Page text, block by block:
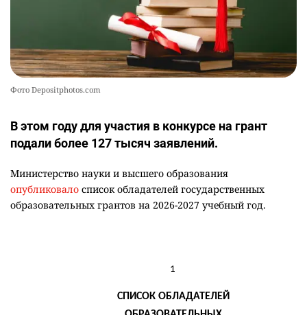
Фото Depositphotos.com
В этом году для участия в конкурсе на грант
подали более 127 тысяч заявлений.
Министерство науки и высшего образования
опубликовало список обладателей государственных
образовательных грантов на 2026-2027 учебный год.